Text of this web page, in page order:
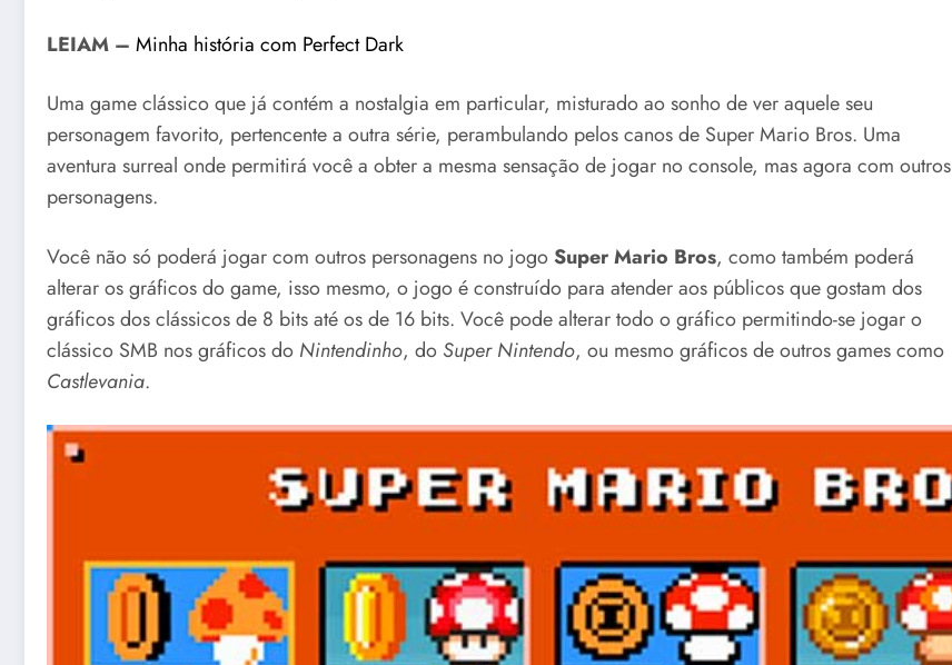
LEIAM – Minha história com Perfect Dark
Uma game clássico que já contém a nostalgia em particular, misturado ao sonho de ver aquele seu
personagem favorito, pertencente a outra série, perambulando pelos canos de Super Mario Bros. Uma
aventura surreal onde permitirá você a obter a mesma sensação de jogar no console, mas agora com outros
personagens.
Você não só poderá jogar com outros personagens no jogoSuper Mario Bros, como também poderá
alterar os gráficos do game, isso mesmo, o jogo é construído para atender aos públicos que gostam dos
gráficos dos clássicos de 8 bits até os de 16 bits. Você pode alterar todo o gráfico permitindo-se jogar o
clássico SMB nos gráficos do Nintendinho, do Super Nintendo, ou mesmo gráficos de outros games como
Castlevania.